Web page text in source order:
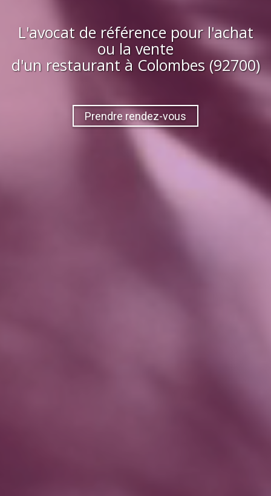
L'avocat de référence pour l'achat
ou la vente
d'un restaurantà Colombes (92700)
Prendre rendez-vous